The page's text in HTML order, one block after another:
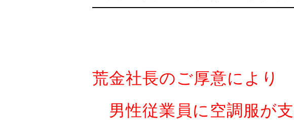
荒金社長のご厚意により
男性従業員に空調服が